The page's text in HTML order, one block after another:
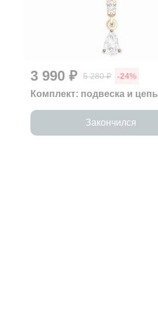
3 990 ₽ 5 280 ₽ -24%
Комплект: подвеска и цепь
Закончился